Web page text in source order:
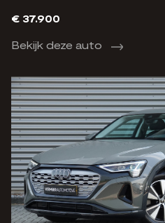
€ 37.900
Bekijk deze auto